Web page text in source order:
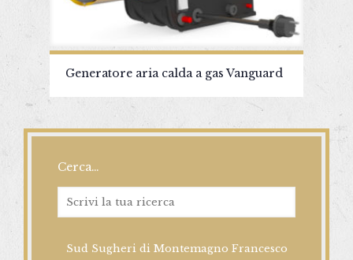
Generatore aria calda a gas Vanguard
Cerca…
Sud Sugheri di Montemagno Francesco